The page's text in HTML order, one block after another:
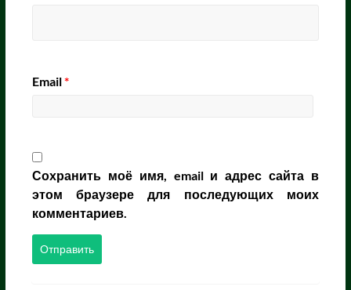
Email*
Сохранить моё имя, email и адрес сайта в
этом браузере для последующих моих
комментариев.